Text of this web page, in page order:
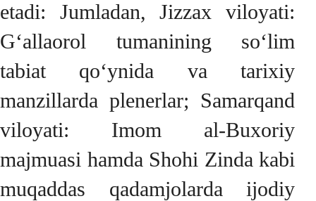
etadi: Jumladan, Jizzax viloyati:
G‘allaorol tumanining so‘lim
tabiat qo‘ynida va tarixiy
manzillarda plenerlar; Samarqand
viloyati: Imom al-Buxoriy
majmuasi hamda Shohi Zinda kabi
muqaddas qadamjolarda ijodiy